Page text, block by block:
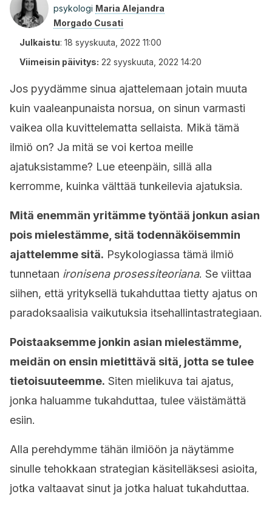
psykologi Maria Alejandra
Morgado Cusati
Julkaistu: 18 syyskuuta, 2022 11:00
Viimeisin päivitys: 22 syyskuuta, 2022 14:20
Jos pyydämme sinua ajattelemaan jotain muuta
kuin vaaleanpunaista norsua, on sinun varmasti
vaikea olla kuvittelematta sellaista. Mikä tämä
ilmiö on? Ja mitä se voi kertoa meille
ajatuksistamme? Lue eteenpäin, sillä alla
kerromme, kuinka välttää tunkeilevia ajatuksia.
Mitä enemmän yritämme työntää jonkun asian
pois mielestämme, sitä todennäköisemmin
ajattelemme sitä. Psykologiassa tämä ilmiö
tunnetaan ironisena prosessiteoriana. Se viittaa
siihen, että yrityksellä tukahduttaa tietty ajatus on
paradoksaalisia vaikutuksia itsehallintastrategiaan.
Poistaaksemme jonkin asian mielestämme,
meidän on ensin mietittävä sitä, jotta se tulee
tietoisuuteemme. Siten mielikuva tai ajatus,
jonka haluamme tukahduttaa, tulee väistämättä
esiin.
Alla perehdymme tähän ilmiöön ja näytämme
sinulle tehokkaan strategian käsitelläksesi asioita,
jotka valtaavat sinut ja jotka haluat tukahduttaa.